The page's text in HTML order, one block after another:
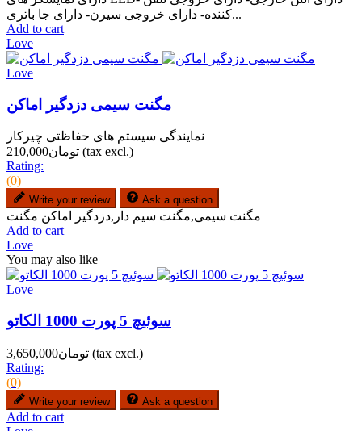
کننده- دارای خروجی سیرن- دارای جا باتری...
Add to cart
Love
Love
مگنت سیمی دزدگیر اماکن
نمایندگی سیستم های حفاظتی چیرکار
تومان210,000 (tax excl.)
Rating:
(0)
Write your review Ask a question
Add to cart
Love
You may also like
Love
سوئیچ 5 پورت 1000 الکاتو
تومان3,650,000 (tax excl.)
Rating:
(0)
Write your review Ask a question
Add to cart